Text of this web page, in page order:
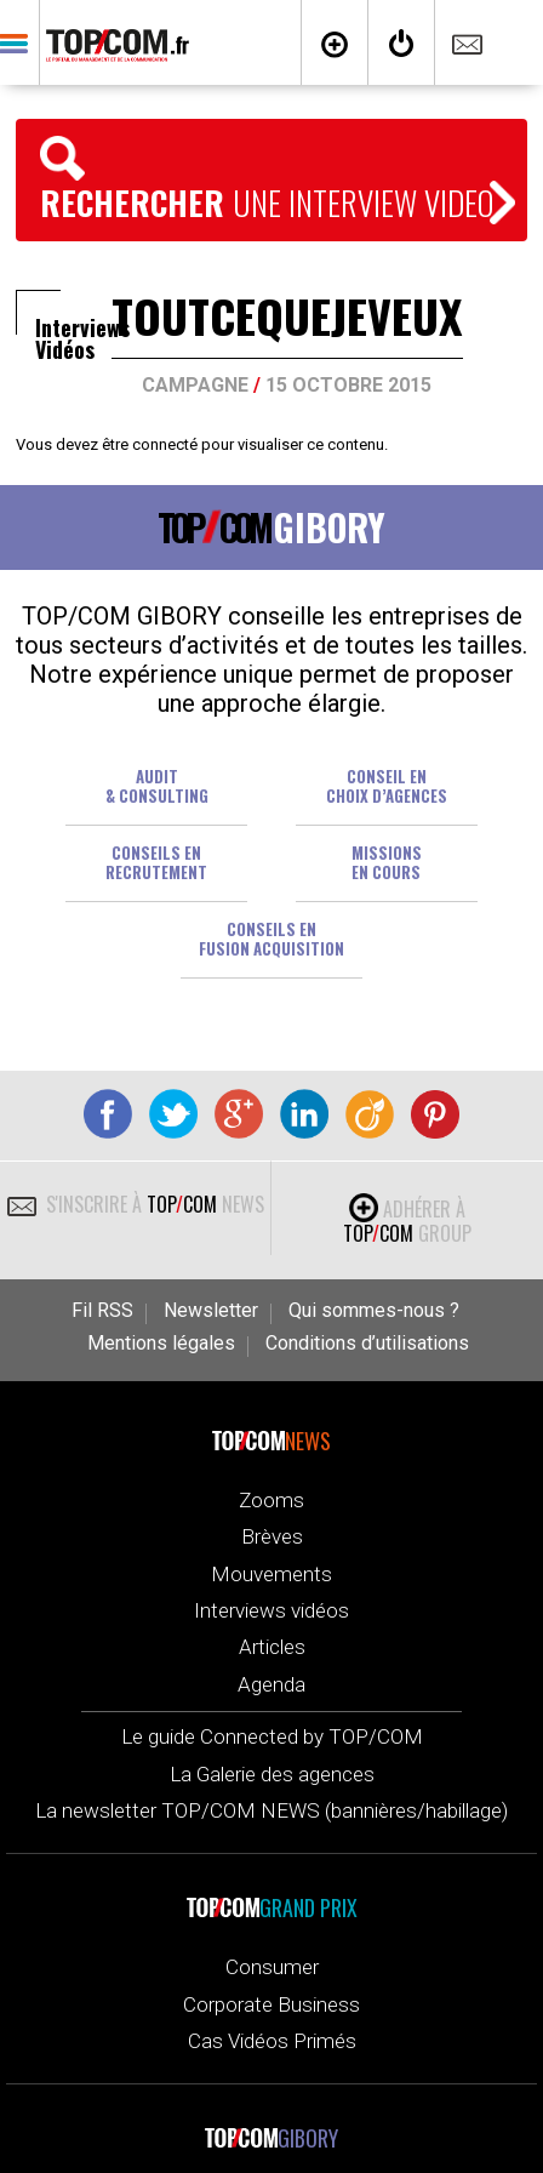
RECHERCHER UNE INTERVIEW VIDEO
Interviews
Vidéos TOUTCEQUEJEVEUX
CAMPAGNE / 15 OCTOBRE 2015
Vous devez être connecté pour visualiser ce contenu.
TOP COMGIBORY
TOP/COM GIBORY conseille les entreprises de
tous secteurs d’activités et de toutes les tailles.
Notre expérience unique permet de proposer
une approche élargie.
AUDIT
& CONSULTING
CONSEIL EN
CHOIX D’AGENCES
CONSEILS EN
RECRUTEMENT
MISSIONS
EN COURS
CONSEILS EN
FUSION ACQUISITION
S'INSCRIRE À TOP/COM NEWS
ADHÉRER À
TOP/COM GROUP
Fil RSS Newsletter
Qui sommes-nous ?
Mentions légales
Conditions d’utilisations
NEWS
Zooms
Brèves
Mouvements
Interviews vidéos
Articles
Agenda
Le guide Connected by TOP/COM
La Galerie des agences
La newsletter TOP/COM NEWS (bannières/habillage)
GRAND PRIX
Consumer
Corporate Business
Cas Vidéos Primés
GIBORY